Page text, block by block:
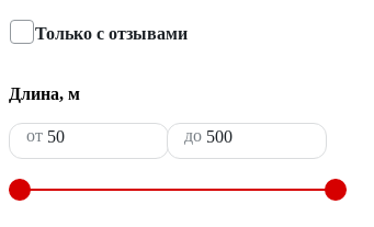
Только с отзывами
Длина, м
от до